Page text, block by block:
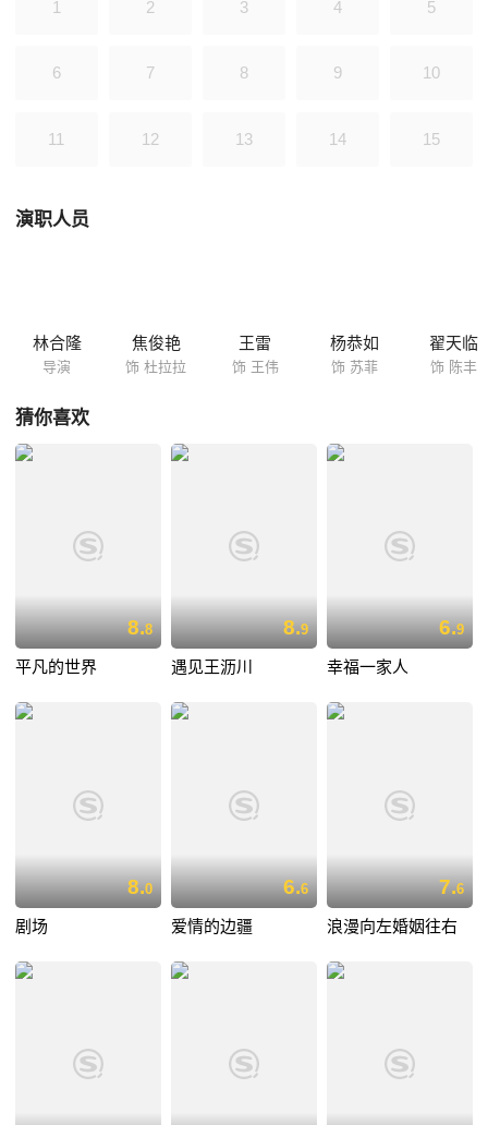
1 2 3 4 5
6 7 8 9 10
11 12 13 14 15
演职人员
林合隆
导演
焦俊艳
饰 杜拉拉
王雷
饰 王伟
杨恭如
饰 苏菲
翟天临
饰 陈丰
猜你喜欢
8.8
平凡的世界
8.9
遇见王沥川
6.9
幸福一家人
8.0
剧场
6.6
爱情的边疆
7.6
浪漫向左婚姻往右